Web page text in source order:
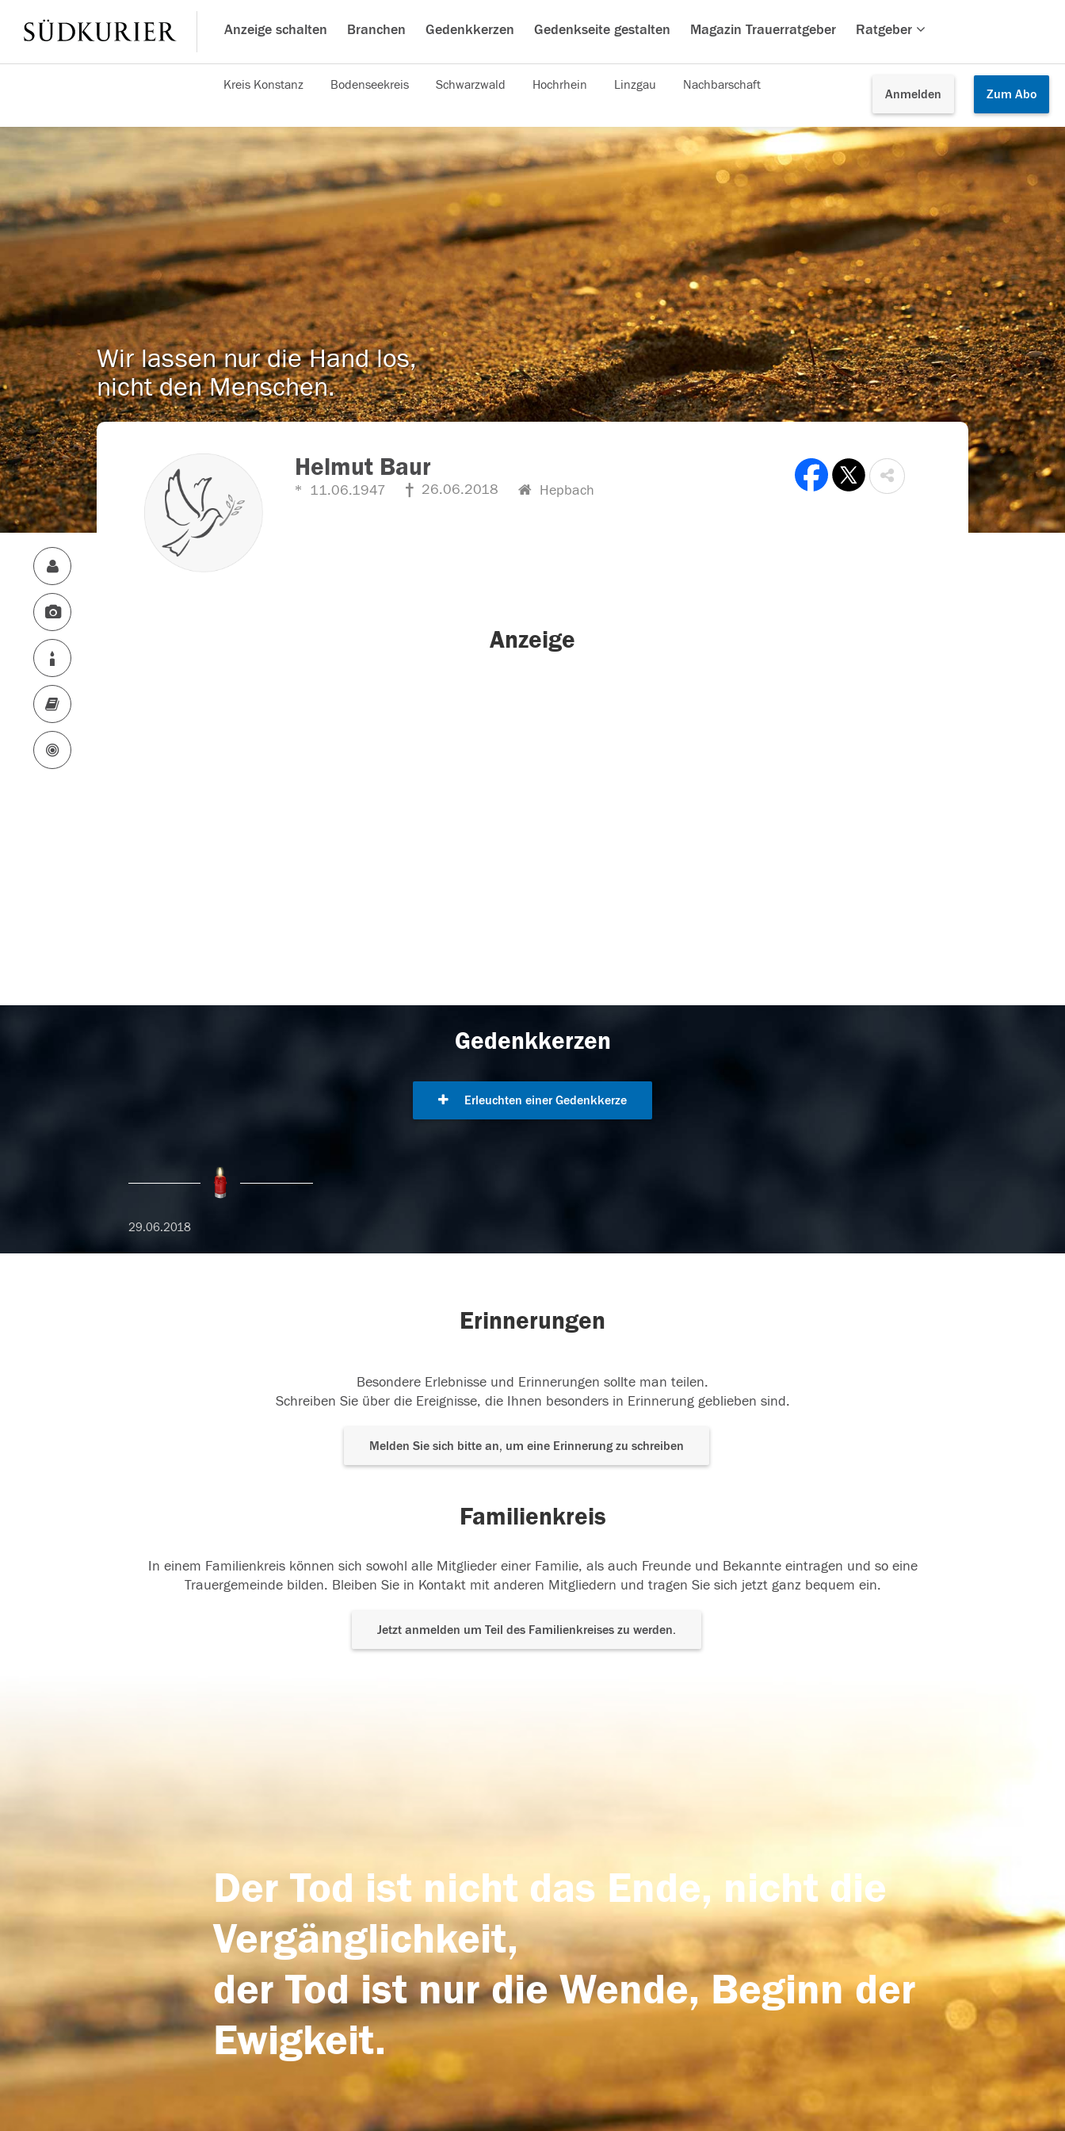
Anzeige schalten Branchen Gedenkkerzen Gedenkseite gestalten Magazin Trauerratgeber Ratgeber
Anmelden Zum Abo
Kreis Konstanz Bodenseekreis Schwarzwald Hochrhein Linzgau Nachbarschaft
Wir lassen nur die Hand los,
nicht den Menschen.
Helmut Baur
11.06.1947 26.06.2018 Hepbach
Anzeige
Gedenkkerzen
Erleuchten einer Gedenkkerze
29.06.2018
Erinnerungen
Besondere Erlebnisse und Erinnerungen sollte man teilen.
Schreiben Sie über die Ereignisse, die Ihnen besonders in Erinnerung geblieben sind.
Melden Sie sich bitte an, um eine Erinnerung zu schreiben
Familienkreis
In einem Familienkreis können sich sowohl alle Mitglieder einer Familie, als auch Freunde und Bekannte eintragen und so eine
Trauergemeinde bilden. Bleiben Sie in Kontakt mit anderen Mitgliedern und tragen Sie sich jetzt ganz bequem ein.
Jetzt anmelden um Teil des Familienkreises zu werden.
Der Tod ist nicht das Ende, nicht die
Vergänglichkeit,
der Tod ist nur die Wende, Beginn der
Ewigkeit.